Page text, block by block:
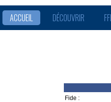
ACCUEIL DÉCOUVRIR
Fide :